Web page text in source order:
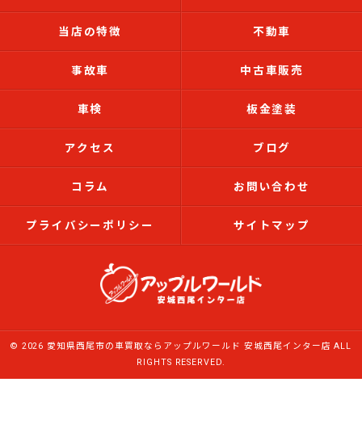
当店の特徴 不動車
事故車 中古車販売
車検 板金塗装
アクセス ブログ
コラム お問い合わせ
プライバシーポリシー サイトマップ
© 2026 愛知県西尾市の車買取ならアップルワールド 安城西尾インター店 ALL
RIGHTS RESERVED.